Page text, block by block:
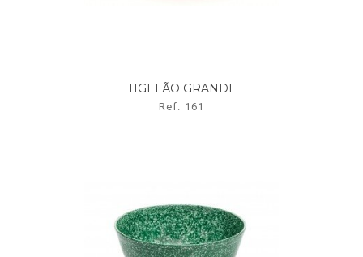
TIGELÃO GRANDE
Ref. 161